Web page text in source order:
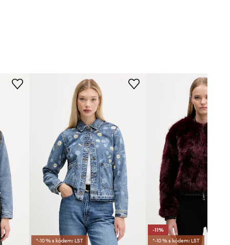
*-10 % s kódem: LST
-11%
*-10 % s kódem: LST